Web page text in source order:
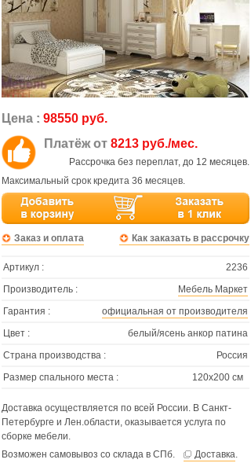
Цена : 98550 руб.
Платёж от 8213 руб./мес.
Рассрочка без переплат, до 12 месяцев.
Максимальный срок кредита 36 месяцев.
Заказ и оплата Как заказать в рассрочку
Артикул :
2236
Производитель :
Мебель Маркет
Гарантия :
официальная от производителя
Цвет :
белый/ясень анкор патина
Страна производства :
Россия
Размер спального места :
120х200 см
Доставка осуществляется по всей России. В Санкт-
Петербурге и Лен.области, оказывается услуга по
сборке мебели.
Возможен самовывоз со склада в СПб.
Доставка.